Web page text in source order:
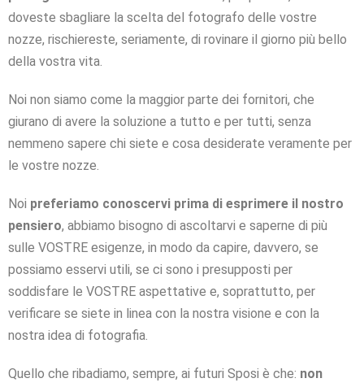
doveste sbagliare la scelta del fotografo delle vostre
nozze, rischiereste, seriamente, di rovinare il giorno più bello
della vostra vita.
Noi non siamo come la maggior parte dei fornitori, che
giurano di avere la soluzione a tutto e per tutti, senza
nemmeno sapere chi siete e cosa desiderate veramente per
le vostre nozze.
Noi preferiamo conoscervi prima di esprimere il nostro
pensiero, abbiamo bisogno di ascoltarvi e saperne di più
sulle VOSTRE esigenze, in modo da capire, davvero, se
possiamo esservi utili, se ci sono i presupposti per
soddisfare le VOSTRE aspettative e, soprattutto, per
verificare se siete in linea con la nostra visione e con la
nostra idea di fotografia.
Quello che ribadiamo, sempre, ai futuri Sposi è che: non